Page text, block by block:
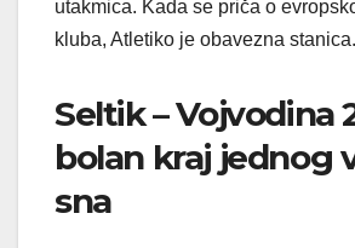
utakmica. Kada se priča o
kluba, Atletiko je obavezna stanica.
Seltik – Vojvodina
bolan kraj jednog
sna